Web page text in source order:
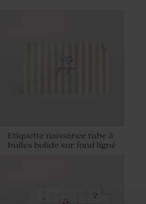
Etiquette naissance tube à
bulles bolide sur fond ligné